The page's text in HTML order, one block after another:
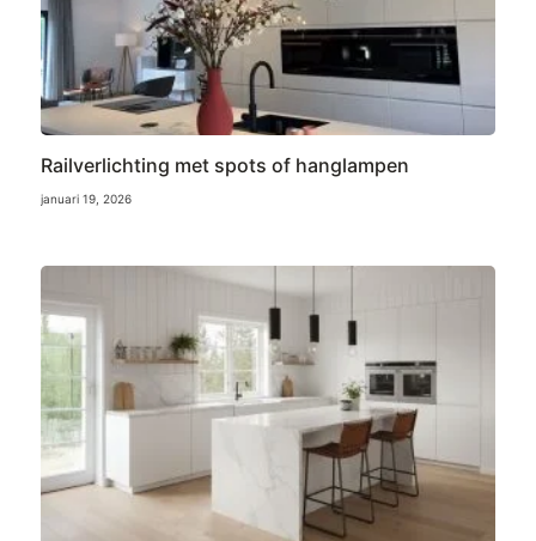
Railverlichting met spots of hanglampen
januari 19, 2026